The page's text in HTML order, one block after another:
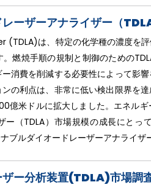
ーザーアナライザー（
は、特定の化学種の濃度を
燃焼手順の規制と制御のための
消費を削減する必要性によって影
の利点は、非常に低い検出限界を
億米ドルに拡大しました。エネル
ー（TDLA）市場規模の成長にとっ
ルダイオードレーザーアナライザ
ー分析装置(TDLA)市場調